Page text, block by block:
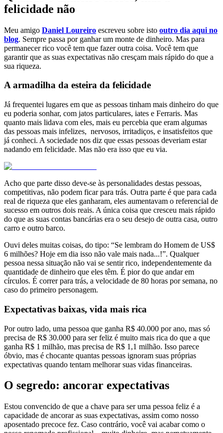
felicidade não
Meu amigo Daniel Loureiro escreveu sobre isto outro dia aqui no
blog. Sempre passa por ganhar um monte de dinheiro. Mas para
permanecer rico você tem que fazer outra coisa. Você tem que
garantir que as suas expectativas não cresçam mais rápido do que a
sua riqueza.
A armadilha da esteira da felicidade
Já frequentei lugares em que as pessoas tinham mais dinheiro do que
eu poderia sonhar, com jatos particulares, iates e Ferraris. Mas
quanto mais lidava com eles, mais eu percebia que eram algumas
das pessoas mais infelizes, nervosos, irritadiços, e insatisfeitos que
já conheci. A sociedade nos diz que essas pessoas deveriam estar
nadando em felicidade. Mas não era isso que eu via.
Acho que parte disso deve-se às personalidades destas pessoas,
competitivas, não podem ficar para trás. Outra parte é que para cada
real de riqueza que eles ganharam, eles aumentavam o referencial de
sucesso em outros dois reais. A única coisa que cresceu mais rápido
do que as suas contas bancárias era o seu desejo de outra casa, outro
carro e outro barco.
Ouvi deles muitas coisas, do tipo: “Se lembram do Homem de US$
6 milhões? Hoje em dia isso não vale mais nada...!”. Qualquer
pessoa nessa situação não vai se sentir rico, independentemente da
quantidade de dinheiro que eles têm. É pior do que andar em
círculos. É correr para trás, a velocidade de 80 horas por semana, no
caso do primeiro personagem.
Expectativas baixas, vida mais rica
Por outro lado, uma pessoa que ganha R$ 40.000 por ano, mas só
precisa de R$ 30.000 para ser feliz é muito mais rica do que a que
ganha R$ 1 milhão, mas precisa de R$ 1,1 milhão. Isso parece
óbvio, mas é chocante quantas pessoas ignoram suas próprias
expectativas quando tentam melhorar suas vidas financeiras.
O segredo: ancorar expectativas
Estou convencido de que a chave para ser uma pessoa feliz é a
capacidade de ancorar as suas expectativas, assim como nosso
aposentado precoce fez. Caso contrário, você vai acabar como o